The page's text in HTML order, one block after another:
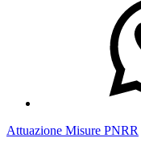
Attuazione Misure PNRR